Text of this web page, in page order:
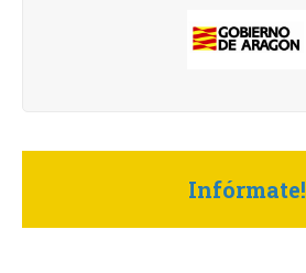
Infórmate!